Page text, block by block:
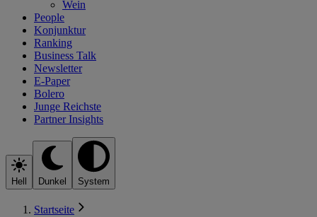
Wein
People
Konjunktur
Ranking
Business Talk
Newsletter
E-Paper
Bolero
Junge Reichste
Partner Insights
Hell Dunkel System
Startseite